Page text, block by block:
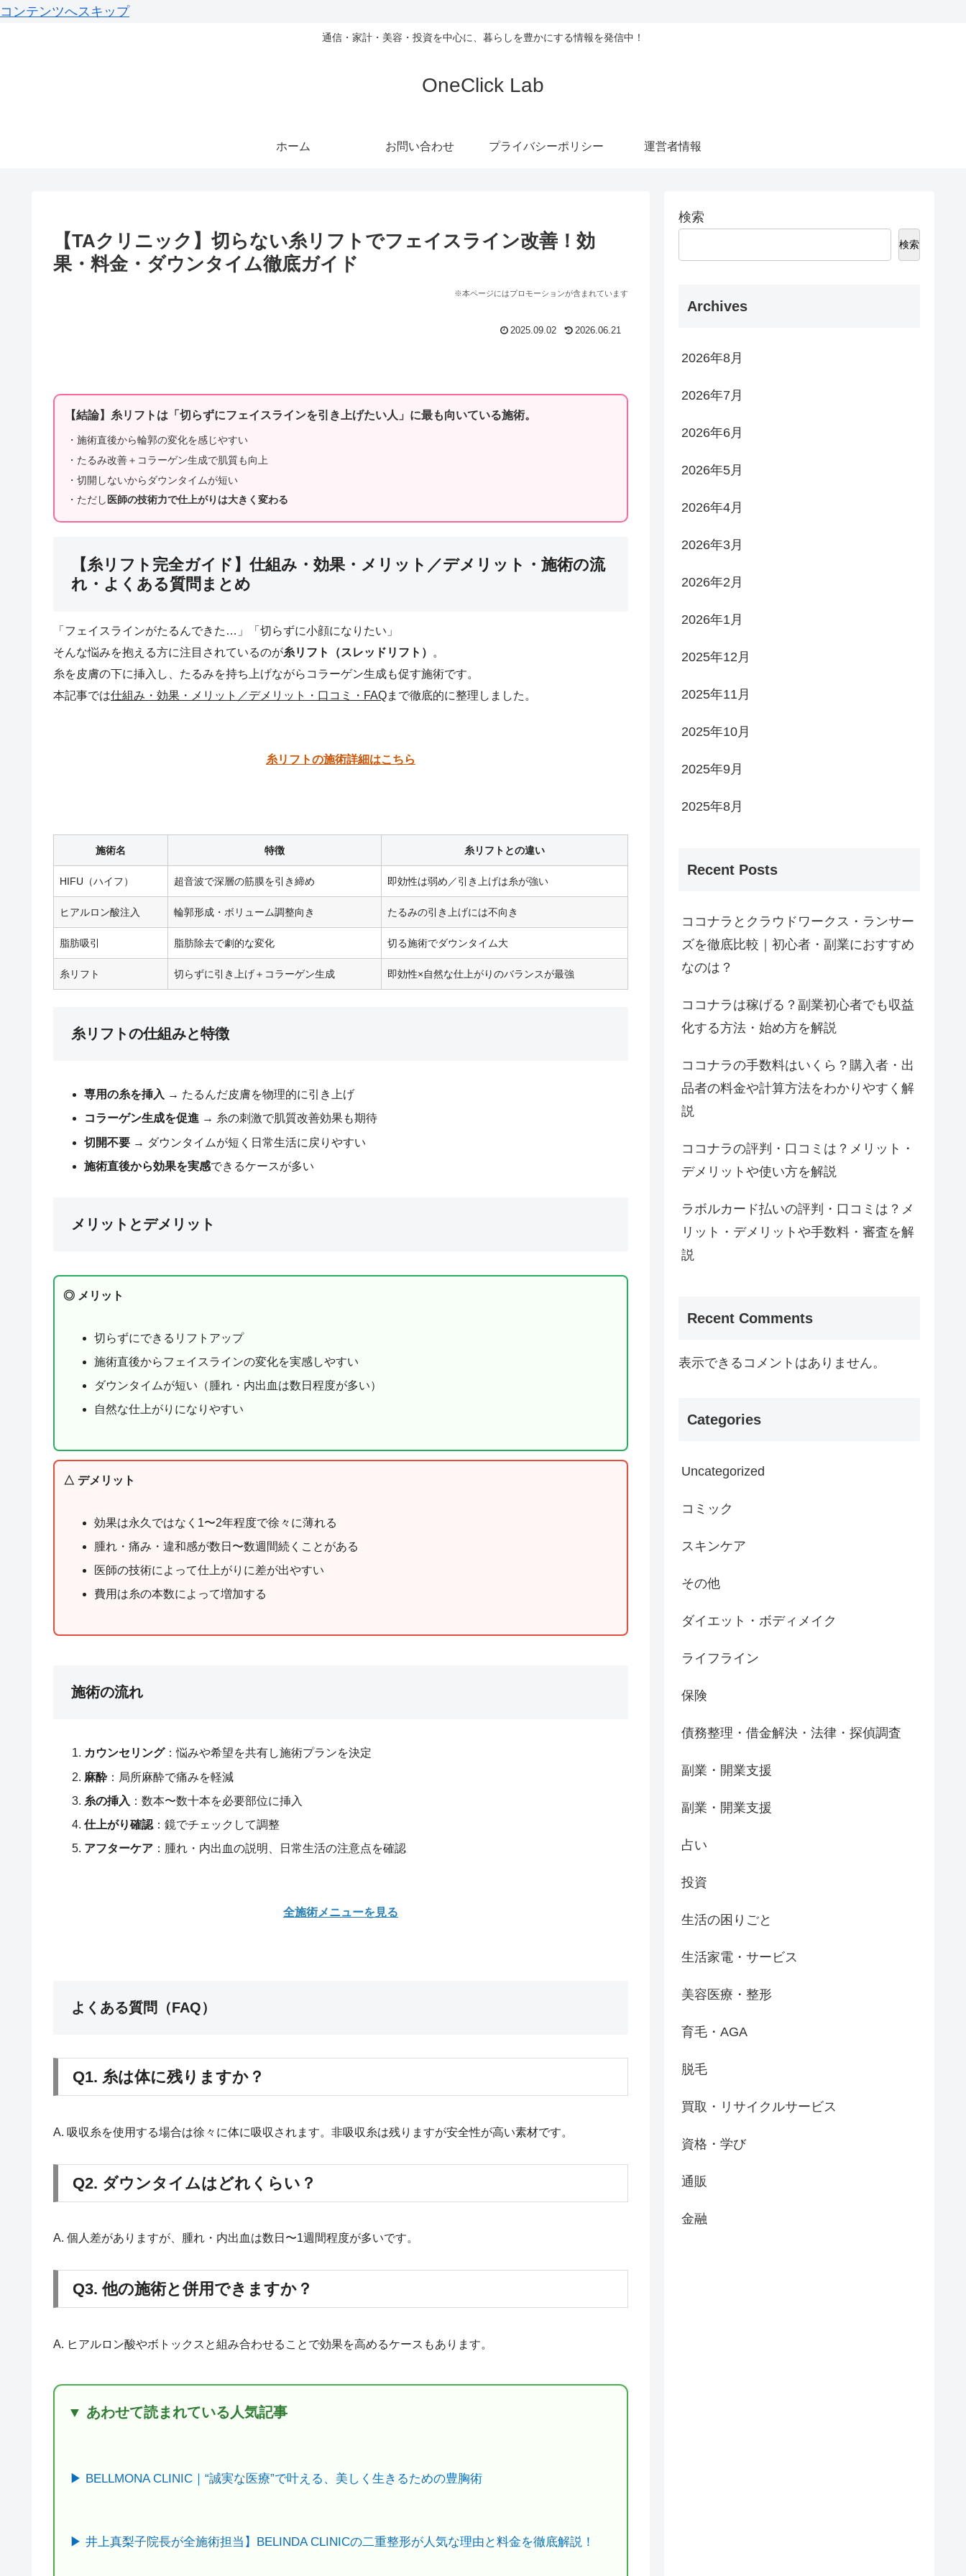
コンテンツへスキップ
通信・家計・美容・投資を中心に、暮らしを豊かにする情報を発信中！
OneClick Lab
ホーム お問い合わせ プライバシーポリシー 運営者情報
【TAクリニック】切らない糸リフトでフェイスライン改善！効
果・料金・ダウンタイム徹底ガイド
※本ページにはプロモーションが含まれています
2025.09.02 2026.06.21
【結論】糸リフトは「切らずにフェイスラインを引き上げたい人」に最も向いている施術。
・施術直後から輪郭の変化を感じやすい
・たるみ改善＋コラーゲン生成で肌質も向上
・切開しないからダウンタイムが短い
・ただし 医師の技術力で仕上がりは大きく変わる
【糸リフト完全ガイド】仕組み・効果・メリット／デメリット・施術の流
れ・よくある質問まとめ
「フェイスラインがたるんできた…」「切らずに小顔になりたい」
そんな悩みを抱える方に注目されているのが糸リフト（スレッドリフト）
。
糸を皮膚の下に挿入し、たるみを持ち上げながらコラーゲン生成も促す施術です。
本記事では仕組み・効果・メリット／デメリット・口コミ・FAQまで徹底的に整理しました。
糸リフトの施術詳細はこちら
施術名 特徴 糸リフトとの違い
HIFU（ハイフ） 超音波で深層の筋膜を引き締め 即効性は弱め／引き上げは糸が強い
ヒアルロン酸注入 輪郭形成・ボリューム調整向き たるみの引き上げには不向き
脂肪吸引 脂肪除去で劇的な変化 切る施術でダウンタイム大
糸リフト 切らずに引き上げ＋コラーゲン生成 即効性×自然な仕上がりのバランスが最強
糸リフトの仕組みと特徴
専用の糸を挿入 → たるんだ皮膚を物理的に引き上げ
コラーゲン生成を促進 → 糸の刺激で肌質改善効果も期待
切開不要 → ダウンタイムが短く日常生活に戻りやすい
施術直後から効果を実感できるケースが多い
メリットとデメリット
◎ メリット
切らずにできるリフトアップ
施術直後からフェイスラインの変化を実感しやすい
ダウンタイムが短い（腫れ・内出血は数日程度が多い）
自然な仕上がりになりやすい
△ デメリット
効果は永久ではなく1〜2年程度で徐々に薄れる
腫れ・痛み・違和感が数日〜数週間続くことがある
医師の技術によって仕上がりに差が出やすい
費用は糸の本数によって増加する
施術の流れ
カウンセリング：悩みや希望を共有し施術プランを決定
麻酔 ：局所麻酔で痛みを軽減
糸の挿入 ：数本〜数十本を必要部位に挿入
仕上がり確認 ：鏡でチェックして調整
アフターケア ：腫れ・内出血の説明、日常生活の注意点を確認
全施術メニューを見る
よくある質問（FAQ）
Q1. 糸は体に残りますか？
A. 吸収糸を使用する場合は徐々に体に吸収されます。非吸収糸は残りますが安全性が高い素材です。
Q2. ダウンタイムはどれくらい？
A. 個人差がありますが、腫れ・内出血は数日〜1週間程度が多いです。
Q3. 他の施術と併用できますか？
A. ヒアルロン酸やボトックスと組み合わせることで効果を高めるケースもあります。
▼ あわせて読まれている人気記事
▶ BELLMONA CLINIC｜“誠実な医療”で叶える、美しく生きるための豊胸術
▶ 井上真梨子院長が全施術担当】BELINDA CLINICの二重整形が人気な理由と料金を徹底解説！
検索
検索
Archives
2026年8月
2026年7月
2026年6月
2026年5月
2026年4月
2026年3月
2026年2月
2026年1月
2025年12月
2025年11月
2025年10月
2025年9月
2025年8月
Recent Posts
ココナラとクラウドワークス・ランサー
ズを徹底比較｜初心者・副業におすすめ
なのは？
ココナラは稼げる？副業初心者でも収益
化する方法・始め方を解説
ココナラの手数料はいくら？購入者・出
品者の料金や計算方法をわかりやすく解
説
ココナラの評判・口コミは？メリット・
デメリットや使い方を解説
ラボルカード払いの評判・口コミは？メ
リット・デメリットや手数料・審査を解
説
Recent Comments
表示できるコメントはありません。
Categories
Uncategorized
コミック
スキンケア
その他
ダイエット・ボディメイク
ライフライン
保険
債務整理・借金解決・法律・探偵調査
副業・開業支援
副業・開業支援
占い
投資
生活の困りごと
生活家電・サービス
美容医療・整形
育毛・AGA
脱毛
買取・リサイクルサービス
資格・学び
通販
金融